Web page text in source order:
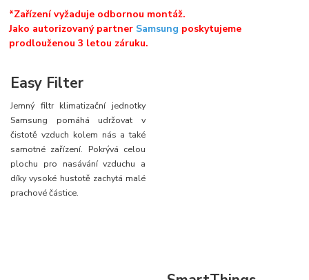
*Zařízení vyžaduje odbornou montáž.
Jako autorizovaný partner Samsung poskytujeme
prodlouženou 3 letou záruku.
Easy Filter
Jemný filtr klimatizační jednotky
Samsung pomáhá udržovat v
čistotě vzduch kolem nás a také
samotné zařízení. Pokrývá celou
plochu pro nasávání vzduchu a
díky vysoké hustotě zachytá malé
prachové částice.